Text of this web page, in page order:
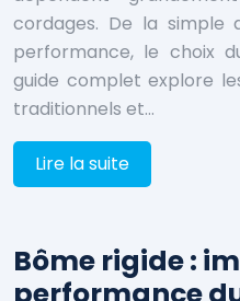
cordages. De la simple
performance, le choix
guide complet explore
traditionnels et…
Lire la suite
Bôme rigide :